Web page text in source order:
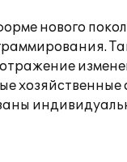
нового